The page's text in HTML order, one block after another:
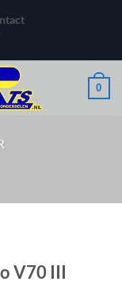
0
V70 III